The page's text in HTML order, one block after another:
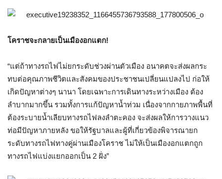
โคราชจะกลายเป็นเมืองอกแตก!
“แต่ถ้าทางรถไฟไม่ยกระดับช่วงผ่านตัวเมือง อนาคตจะส่งผลกระ
ทบต่อคุณภาพชีวิตและสังคมของประชาชนเปลี่ยนแปลงไป ก่อให้
เกิดปัญหาต่างๆ นานา โดยเฉพาะการเดินทางระหว่างเมือง ต้อง
ลำบากมากขึ้น รวมทั้งการแก้ปัญหาน้ำท่วม เนื่องจากกายภาพพื้นที่
ต้องระบายน้ำเลียบทางรถไฟลงลำตะคอง จะส่งผลให้การวางแนว
ท่อมีปัญหาภายหลัง ขอให้รัฐบาลและผู้ที่เกี่ยวข้องพิจารณายก
ระดับทางรถไฟทางคู่ผ่านเมืองโคราช ไม่ให้เป็นเมืองอกแตกถูก
ทางรถไฟแบ่งแยกออกเป็น 2 ฝั่ง”